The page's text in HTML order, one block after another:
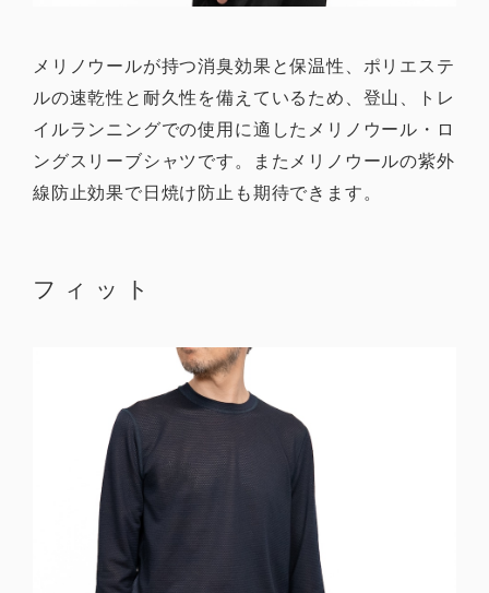
メリノウールが持つ消臭効果と保温性、ポリエステ
ルの速乾性と耐久性を備えているため、登山、トレ
イルランニングでの使用に適したメリノウール・ロ
ングスリーブシャツです。またメリノウールの紫外
線防止効果で日焼け防止も期待できます。
フィット